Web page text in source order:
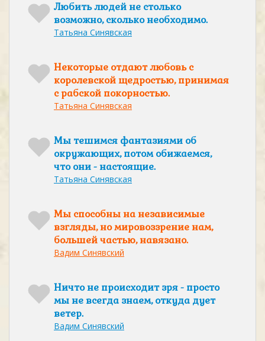
Любить людей не столько
возможно, сколько необходимо.
Татьяна Синявская
Некоторые отдают любовь с
королевской щедростью, принимая
с рабской покорностью.
Татьяна Синявская
Мы тешимся фантазиями об
окружающих, потом обижаемся,
что они - настоящие.
Татьяна Синявская
Мы способны на независимые
взгляды, но мировоззрение нам,
большей частью, навязано.
Вадим Синявский
Ничто не происходит зря - просто
мы не всегда знаем, откуда дует
ветер.
Вадим Синявский